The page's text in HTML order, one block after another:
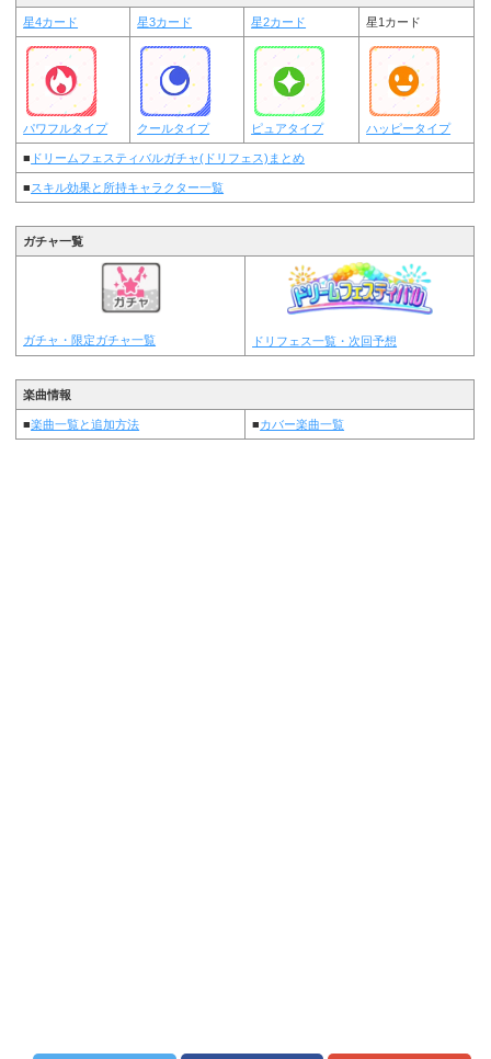
星4カード 星3カード 星2カード 星1カード
パワフルタイプ クールタイプ ピュアタイプ ハッピータイプ
■ ドリームフェスティバルガチャ(ドリフェス)まとめ
■スキル効果と所持キャラクター一覧
ガチャ一覧
ガチャ・限定ガチャ一覧 ドリフェス一覧・次回予想
楽曲情報
■楽曲一覧と追加方法 ■カバー楽曲一覧